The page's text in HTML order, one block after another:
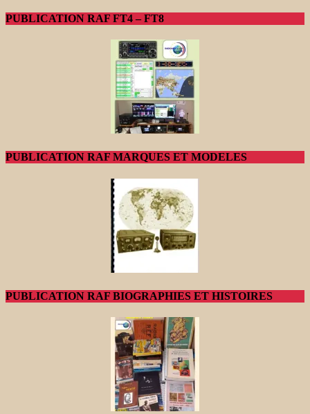
PUBLICATION RAF FT4 – FT8
PUBLICATION RAF MARQUES ET MODELES
PUBLICATION RAF BIOGRAPHIES ET HISTOIRES